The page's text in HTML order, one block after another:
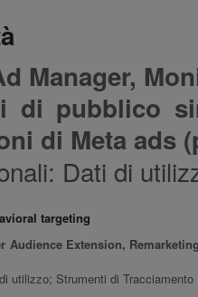
Manager,
di pubblico
di Meta ads
Dati di
targeting
Audience Extension,
utilizzo; Strumenti di Tracciamento